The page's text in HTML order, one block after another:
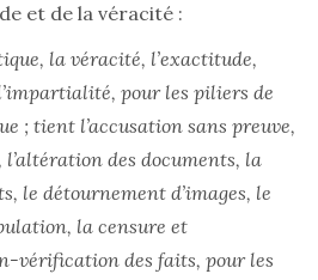
et de la véracité :
la véracité, l’exactitude,
pour les piliers de
; tient l’accusation sans preuve,
des documents, la
le détournement d’images, le
la censure et
vérification des faits, pour les